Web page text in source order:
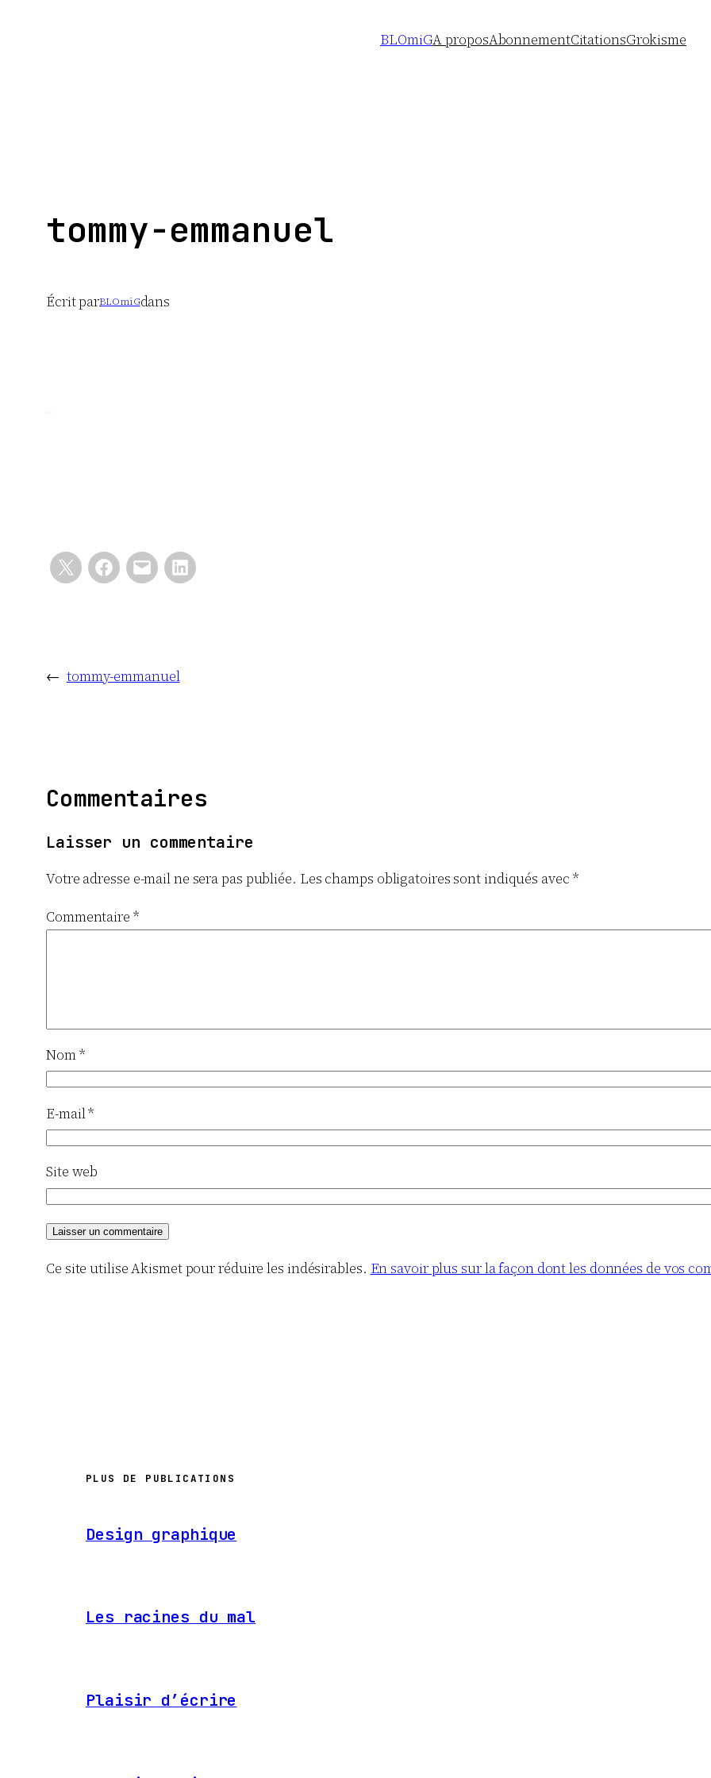
BLOmiGA proposAbonnementCitationsGrokisme
tommy-emmanuel
Écrit parBLOmiGdans
← tommy-emmanuel
Commentaires
Laisser un commentaire
Votre adresse e-mail ne sera pas publiée. Les champs obligatoires sont indiqués avec *
Commentaire *
Nom*
E-mail*
Site web
Ce site utilise Akismet pour réduire les indésirables. En savoir plus sur la façon dont les données de vos
PLUS DE PUBLICATIONS
Design graphique
Les racines du mal
Plaisir d’écrire